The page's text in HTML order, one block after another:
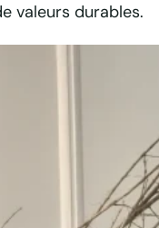
valeurs durables.